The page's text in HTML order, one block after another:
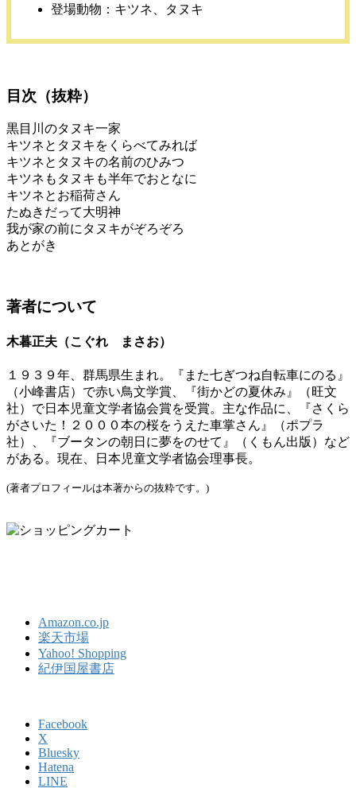
登場動物：キツネ、タヌキ
目次（抜粋）
黒目川のタヌキ一家
キツネとタヌキをくらべてみれば
キツネとタヌキの名前のひみつ
キツネもタヌキも半年でおとなに
キツネとお稲荷さん
たぬきだって大明神
我が家の前にタヌキがぞろぞろ
あとがき
著者について
木暮正夫（こぐれ まさお）
１９３９年、群馬県生まれ。『また七ぎつね自転車にのる』
（小峰書店）で赤い鳥文学賞、『街かどの夏休み』（旺文
社）で日本児童文学者協会賞を受賞。主な作品に、『さくら
がさいた！２０００本の桜をうえた車掌さん』（ポプラ
社）、『ブータンの朝日に夢をのせて』（くもん出版）など
がある。現在、日本児童文学者協会理事長。
(著者プロフィールは本著からの抜粋です。)
Amazon.co.jp
楽天市場
Yahoo! Shopping
紀伊国屋書店
Facebook
X
Bluesky
Hatena
LINE